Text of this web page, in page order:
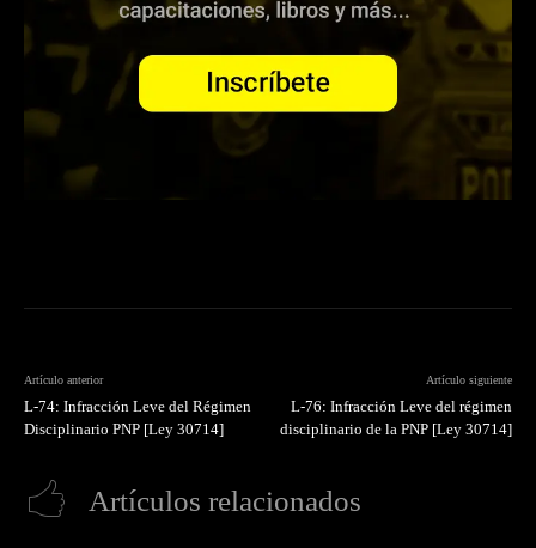
Artículo anterior
L-74: Infracción Leve del Régimen
Disciplinario PNP [Ley 30714]
Artículo siguiente
L-76: Infracción Leve del régimen
disciplinario de la PNP [Ley 30714]
Artículos relacionados